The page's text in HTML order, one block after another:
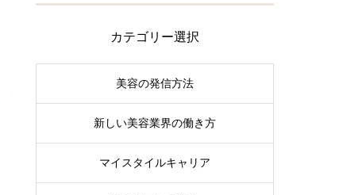
カテゴリー選択
美容の発信方法
新しい美容業界の働き方
マイスタイルキャリア